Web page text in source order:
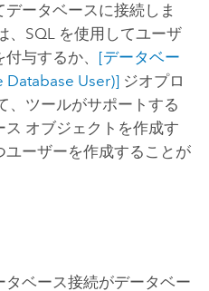
ータベースに接続しま
、SQL を使用してユーザ
与するか、 [データベー
Database User)]ジオプロ
、ツールがサポートする
オブジェクトを作成す
ーザーを作成することが
ベース接続がデータベー